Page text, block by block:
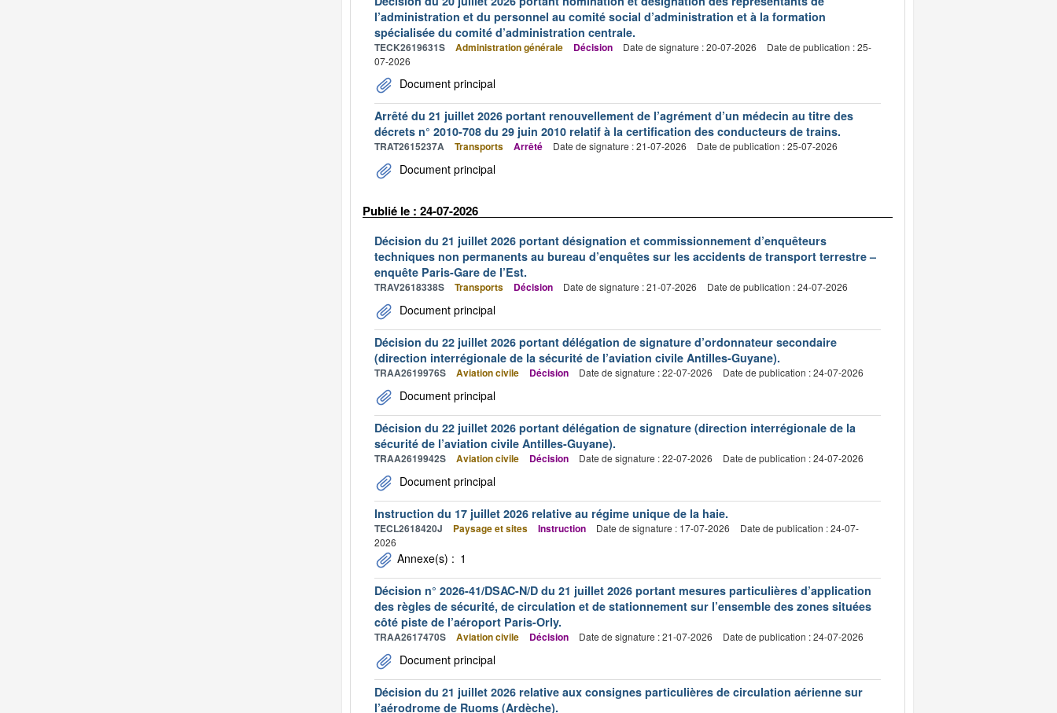
l’administration et du personnel au comité social d’administration et à la formation
spécialisée du comité d’administration centrale.
TECK2619631S Administration générale Décision Date de signature : 20-07-2026
Date de publication : 25-
07-2026
Document principal
Arrêté du 21 juillet 2026 portant renouvellement de l’agrément d’un médecin au titre des
décrets n° 2010-708 du 29 juin 2010 relatif à la certification des conducteurs de trains.
TRAT2615237A Transports Arrêté Date de signature : 21-07-2026 Date de publication : 25-07-2026
Document principal
Publié le : 24-07-2026
Décision du 21 juillet 2026 portant désignation et commissionnement d’enquêteurs
techniques non permanents au bureau d’enquêtes sur les accidents de transport terrestre –
enquête Paris-Gare de l’Est.
TRAV2618338S Transports Décision Date de signature : 21-07-2026 Date de publication : 24-07-2026
Document principal
Décision du 22 juillet 2026 portant délégation de signature d’ordonnateur secondaire
(direction interrégionale de la sécurité de l’aviation civile Antilles-Guyane).
TRAA2619976S Aviation civile Décision Date de signature : 22-07-2026 Date de publication : 24-07-2026
Document principal
Décision du 22 juillet 2026 portant délégation de signature (direction interrégionale de la
sécurité de l’aviation civile Antilles-Guyane).
TRAA2619942S Aviation civile Décision Date de signature : 22-07-2026 Date de publication : 24-07-2026
Document principal
Instruction du 17 juillet 2026 relative au régime unique de la haie.
TECL2618420J Paysage et sites Instruction Date de signature : 17-07-2026
Date de publication : 24-07-
2026
Annexe(s) : 1
Décision n° 2026-41/DSAC-N/D du 21 juillet 2026 portant mesures particulières d’application
des règles de sécurité, de circulation et de stationnement sur l’ensemble des zones situées
côté piste de l’aéroport Paris-Orly.
TRAA2617470S Aviation civile Décision Date de signature : 21-07-2026 Date de publication : 24-07-2026
Document principal
Décision du 21 juillet 2026 relative aux consignes particulières de circulation aérienne sur
l’aérodrome de Ruoms (Ardèche).